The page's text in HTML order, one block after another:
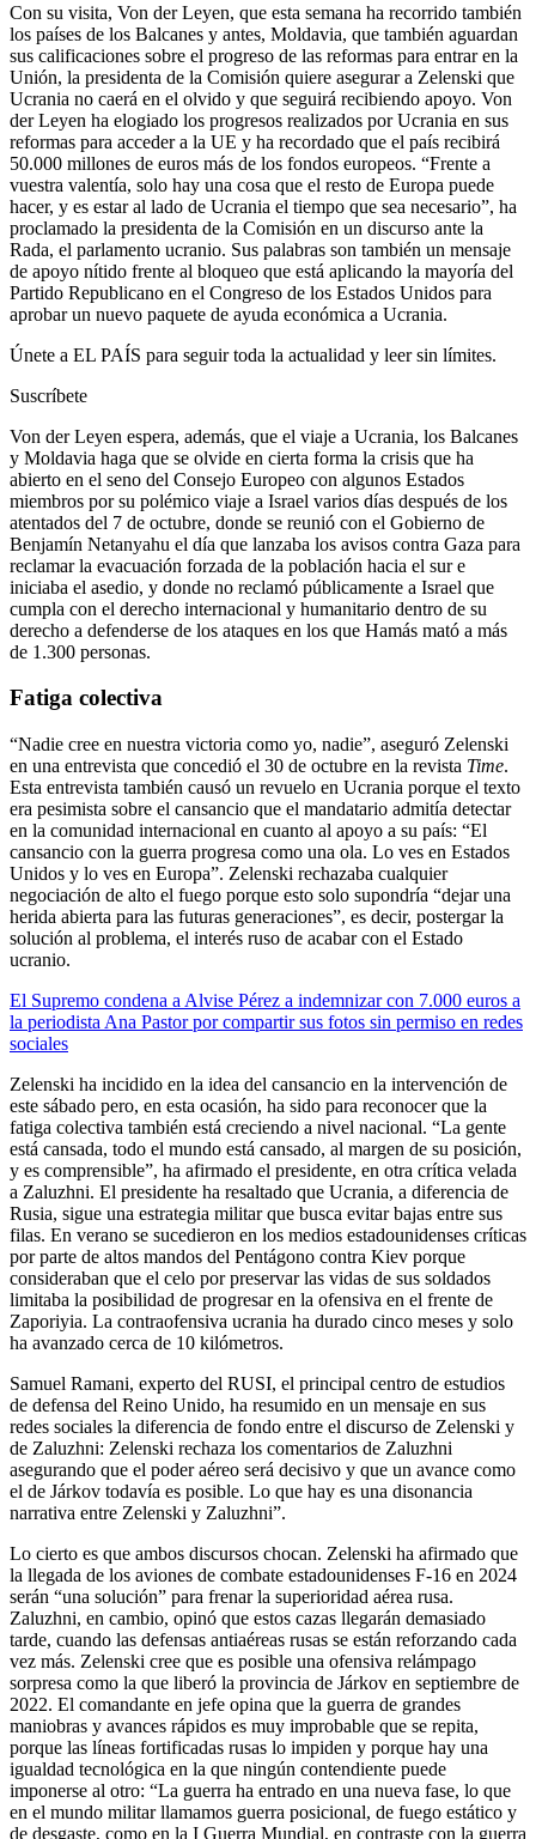
Con su visita, Von der Leyen, que esta semana ha recorrido también
los países de los Balcanes y antes, Moldavia, que también aguardan
sus calificaciones sobre el progreso de las reformas para entrar en la
Unión, la presidenta de la Comisión quiere asegurar a Zelenski que
Ucrania no caerá en el olvido y que seguirá recibiendo apoyo. Von
der Leyen ha elogiado los progresos realizados por Ucrania en sus
reformas para acceder a la UE y ha recordado que el país recibirá
50.000 millones de euros más de los fondos europeos. “Frente a
vuestra valentía, solo hay una cosa que el resto de Europa puede
hacer, y es estar al lado de Ucrania el tiempo que sea necesario”, ha
proclamado la presidenta de la Comisión en un discurso ante la
Rada, el parlamento ucranio. Sus palabras son también un mensaje
de apoyo nítido frente al bloqueo que está aplicando la mayoría del
Partido Republicano en el Congreso de los Estados Unidos para
aprobar un nuevo paquete de ayuda económica a Ucrania.
Únete a EL PAÍS para seguir toda la actualidad y leer sin límites.
Suscríbete
Von der Leyen espera, además, que el viaje a Ucrania, los Balcanes
y Moldavia haga que se olvide en cierta forma la crisis que ha
abierto en el seno del Consejo Europeo con algunos Estados
miembros por su polémico viaje a Israel varios días después de los
atentados del 7 de octubre, donde se reunió con el Gobierno de
Benjamín Netanyahu el día que lanzaba los avisos contra Gaza para
reclamar la evacuación forzada de la población hacia el sur e
iniciaba el asedio, y donde no reclamó públicamente a Israel que
cumpla con el derecho internacional y humanitario dentro de su
derecho a defenderse de los ataques en los que Hamás mató a más
de 1.300 personas.
Fatiga colectiva
“Nadie cree en nuestra victoria como yo, nadie”, aseguró Zelenski
en una entrevista que concedió el 30 de octubre en la revista Time.
Esta entrevista también causó un revuelo en Ucrania porque el texto
era pesimista sobre el cansancio que el mandatario admitía detectar
en la comunidad internacional en cuanto al apoyo a su país: “El
cansancio con la guerra progresa como una ola. Lo ves en Estados
Unidos y lo ves en Europa”. Zelenski rechazaba cualquier
negociación de alto el fuego porque esto solo supondría “dejar una
herida abierta para las futuras generaciones”, es decir, postergar la
solución al problema, el interés ruso de acabar con el Estado
ucranio.
El Supremo condena a Alvise Pérez a indemnizar con 7.000 euros a
la periodista Ana Pastor por compartir sus fotos sin permiso en redes
sociales
Zelenski ha incidido en la idea del cansancio en la intervención de
este sábado pero, en esta ocasión, ha sido para reconocer que la
fatiga colectiva también está creciendo a nivel nacional. “La gente
está cansada, todo el mundo está cansado, al margen de su posición,
y es comprensible”, ha afirmado el presidente, en otra crítica velada
a Zaluzhni. El presidente ha resaltado que Ucrania, a diferencia de
Rusia, sigue una estrategia militar que busca evitar bajas entre sus
filas. En verano se sucedieron en los medios estadounidenses críticas
por parte de altos mandos del Pentágono contra Kiev porque
consideraban que el celo por preservar las vidas de sus soldados
limitaba la posibilidad de progresar en la ofensiva en el frente de
Zaporiyia. La contraofensiva ucrania ha durado cinco meses y solo
ha avanzado cerca de 10 kilómetros.
Samuel Ramani, experto del RUSI, el principal centro de estudios
de defensa del Reino Unido, ha resumido en un mensaje en sus
redes sociales la diferencia de fondo entre el discurso de Zelenski y
de Zaluzhni: Zelenski rechaza los comentarios de Zaluzhni
asegurando que el poder aéreo será decisivo y que un avance como
el de Járkov todavía es posible. Lo que hay es una disonancia
narrativa entre Zelenski y Zaluzhni”.
Lo cierto es que ambos discursos chocan. Zelenski ha afirmado que
la llegada de los aviones de combate estadounidenses F-16 en 2024
serán “una solución” para frenar la superioridad aérea rusa.
Zaluzhni, en cambio, opinó que estos cazas llegarán demasiado
tarde, cuando las defensas antiaéreas rusas se están reforzando cada
vez más. Zelenski cree que es posible una ofensiva relámpago
sorpresa como la que liberó la provincia de Járkov en septiembre de
2022. El comandante en jefe opina que la guerra de grandes
maniobras y avances rápidos es muy improbable que se repita,
porque las líneas fortificadas rusas lo impiden y porque hay una
igualdad tecnológica en la que ningún contendiente puede
imponerse al otro: “La guerra ha entrado en una nueva fase, lo que
en el mundo militar llamamos guerra posicional, de fuego estático y
de desgaste, como en la I Guerra Mundial, en contraste con la guerra